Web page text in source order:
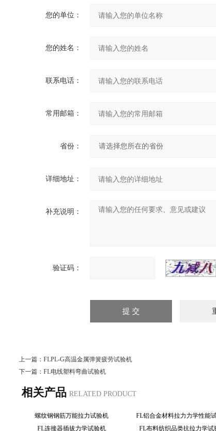
您的单位：
您的姓名：
联系电话：
常用邮箱：
省份：
详细地址：
补充说明：
验证码：
上一篇： FLPL-G高温金属弹簧疲劳试验机
下一篇： FL电线塑料弯曲试验机
相关产品 RELATED PRODUCT
螺纹钢钢筋万能拉力试验机 FL铝合金材料拉力力学性能
FL连接器插拔力学试验机
FL布料纺织品类抗拉力学